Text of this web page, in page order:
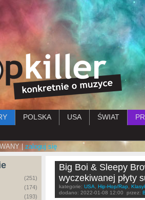
POLSKA USA ŚWIAT
| zaloguj się
(251)
(174)
(193)
Big Boi & Sleepy
wyczekiwanej płyty
kategorie: USA Hip-Hop/Rap
dodano: 2022-01-08 12:00 przez: